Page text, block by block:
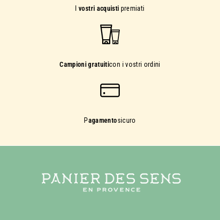
Ivostri acquisti premiati
Campioni gratuiticon i vostri ordini
Pagamentosicuro